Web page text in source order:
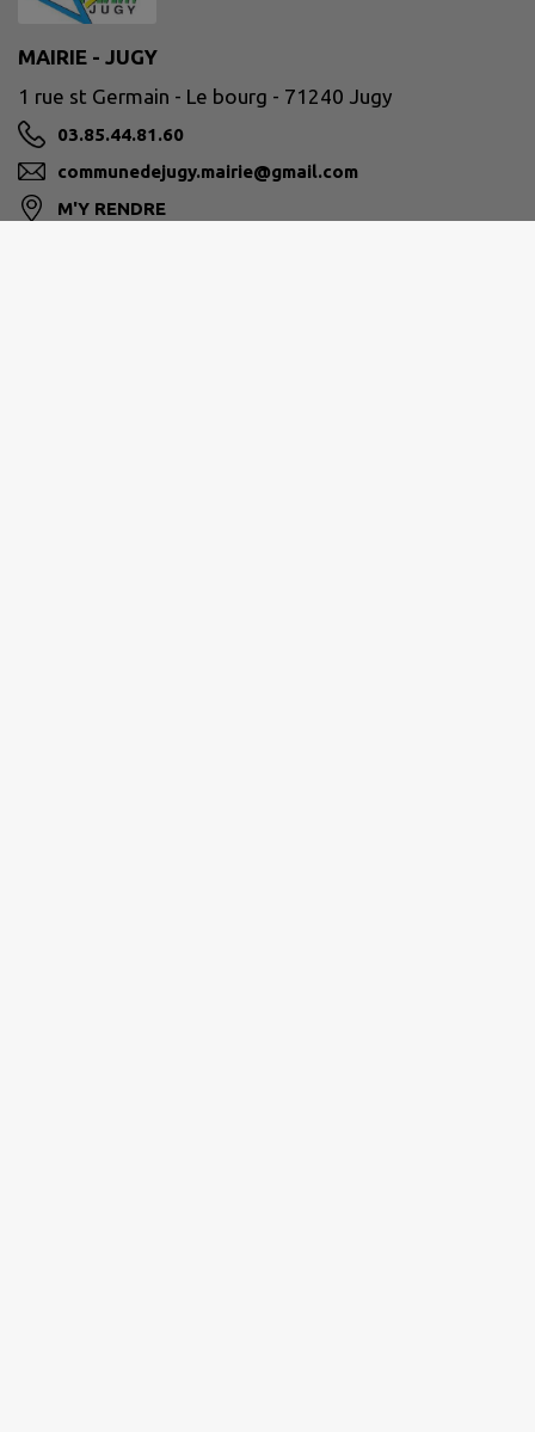
MAIRIE - JUGY
1 rue st Germain - Le bourg - 71240 Jugy
03.85.44.81.60
communedejugy.mairie@gmail.com
M'Y RENDRE